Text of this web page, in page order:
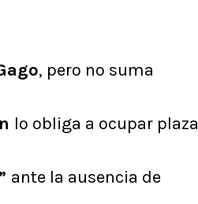
, pero no suma
lo obliga a ocupar plaza
ante la ausencia de